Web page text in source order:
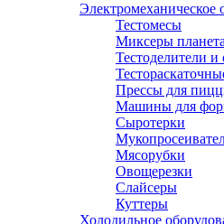
Электромеханическое
Тестомесы
Миксеры
Тестоделители и
Прессы для
Машины для
Сыротерки
Мясорубки
Овощерезки
Слайсеры
Куттеры
Холодильное